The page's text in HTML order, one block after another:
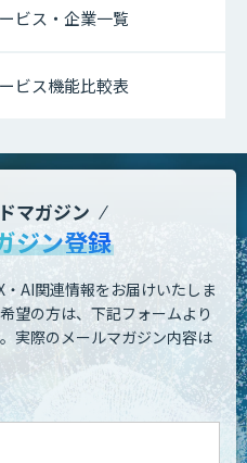
ビス・企業一覧
ビス機能比較表
マガジン
ジン登録
AI関連情報をお届けいたしま
望の方は、下記フォームより
実際のメールマガジン内容は